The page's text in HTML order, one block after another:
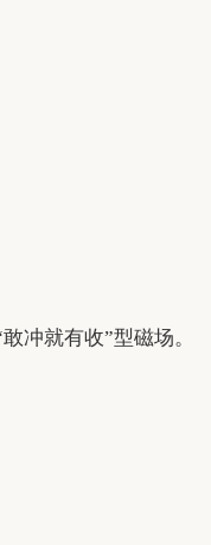
冲就有收”型磁场。